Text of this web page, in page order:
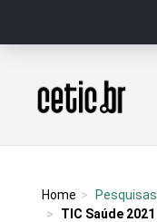
Página inicial
Home Pesquisas
TIC Saúde 2021